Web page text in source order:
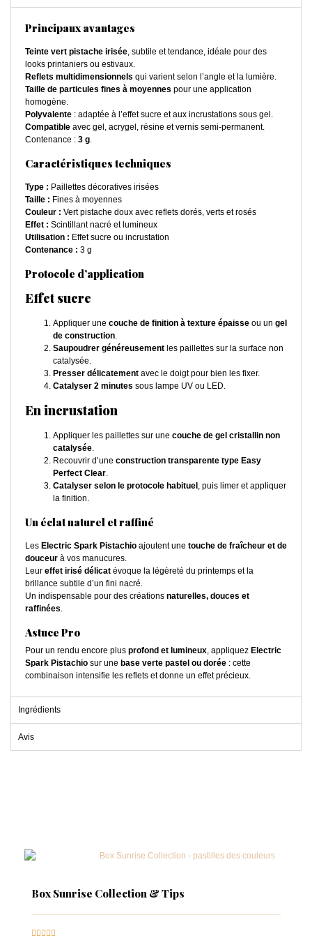
Principaux avantages
Teinte vert pistache irisée, subtile et tendance, idéale pour des
looks printaniers ou estivaux.
Reflets multidimensionnels qui varient selon l’angle et la lumière.
Taille de particules fines à moyennes pour une application
homogène.
Polyvalente : adaptée à l’effet sucre et aux incrustations sous gel.
Compatible avec gel, acrygel, résine et vernis semi-permanent.
Contenance : 3 g.
Caractéristiques techniques
Type : Paillettes décoratives irisées
Taille : Fines à moyennes
Couleur : Vert pistache doux avec reflets dorés, verts et rosés
Effet : Scintillant nacré et lumineux
Utilisation : Effet sucre ou incrustation
Contenance : 3 g
Protocole d’application
Effet sucre
Appliquer une couche de finition à texture épaisse ou un gel
de construction.
Saupoudrer généreusement les paillettes sur la surface non
catalysée.
Presser délicatement avec le doigt pour bien les fixer.
Catalyser 2 minutes sous lampe UV ou LED.
En incrustation
Appliquer les paillettes sur une couche de gel cristallin non
catalysée.
Recouvrir d’une construction transparente type Easy
Perfect Clear.
Catalyser selon le protocole habituel , puis limer et appliquer
la finition.
Un éclat naturel et raffiné
Les Electric Spark Pistachio ajoutent une touche de fraîcheur et de
douceur à vos manucures.
Leur effet irisé délicat évoque la légèreté du printemps et la
brillance subtile d’un fini nacré.
Un indispensable pour des créations naturelles, douces et
raffinées.
Astuce Pro
Pour un rendu encore plus profond et lumineux, appliquez Electric
Spark Pistachio sur une base verte pastel ou dorée : cette
combinaison intensifie les reflets et donne un effet précieux.
Ingrédients
Avis
Box Sunrise Collection & Tips
